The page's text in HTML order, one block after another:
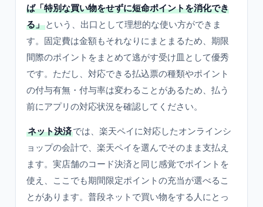
ば「特別な買い物をせずに短命ポイントを消化でき
る」 という、出口として理想的な使い方ができま
す。固定費は金額もそれなりにまとまるため、期限
間際のポイントをまとめて逃がす受け皿として優秀
です。ただし、対応できる払込票の種類やポイント
の付与有無・付与率は変わることがあるため、払う
前にアプリの対応状況を確認してください。
ネット決済では、楽天ペイに対応したオンラインシ
ョップの会計で、楽天ペイを選んでそのまま支払え
ます。実店舗のコード決済と同じ感覚でポイントを
使え、ここでも期間限定ポイントの充当が選べるこ
とがあります。普段ネットで買い物をする人にとっ